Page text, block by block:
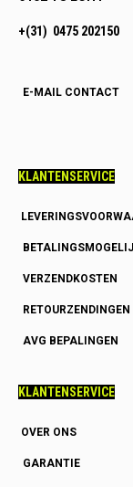
+(31) 0475 202150
E-MAIL CONTACT
KLANTENSERVICE
VERZENDKOSTEN
RETOURZENDINGEN
AVG BEPALINGEN
KLANTENSERVICE
OVER ONS
GARANTIE